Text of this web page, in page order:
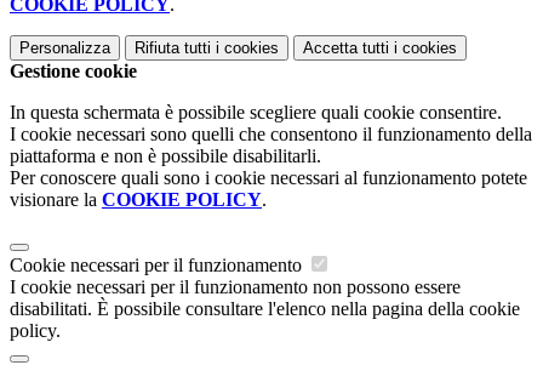
COOKIE POLICY.
Personalizza Rifiuta tutti i cookies Accetta tutti i cookies
Gestione cookie
In questa schermata è possibile scegliere quali cookie consentire.
I cookie necessari sono quelli che consentono il funzionamento della
piattaforma e non è possibile disabilitarli.
Per conoscere quali sono i cookie necessari al funzionamento potete
visionare la COOKIE POLICY.
Cookie necessari per il funzionamento
I cookie necessari per il funzionamento non possono essere
disabilitati. È possibile consultare l'elenco nella pagina della cookie
policy.